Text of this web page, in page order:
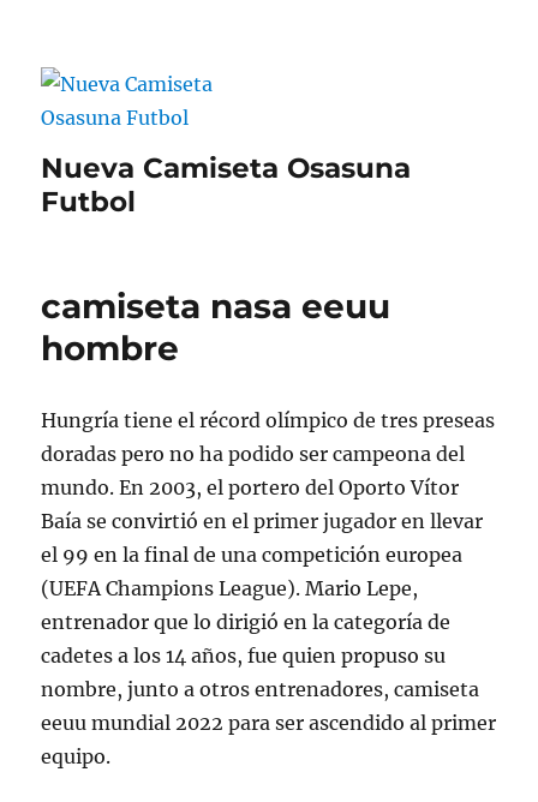
Nueva Camiseta Osasuna
Futbol
camiseta nasa eeuu
hombre
Hungría tiene el récord olímpico de tres preseas
doradas pero no ha podido ser campeona del
mundo. En 2003, el portero del Oporto Vítor
Baía se convirtió en el primer jugador en llevar
el 99 en la final de una competición europea
(UEFA Champions League). Mario Lepe,
entrenador que lo dirigió en la categoría de
cadetes a los 14 años, fue quien propuso su
nombre, junto a otros entrenadores, camiseta
eeuu mundial 2022 para ser ascendido al primer
equipo.